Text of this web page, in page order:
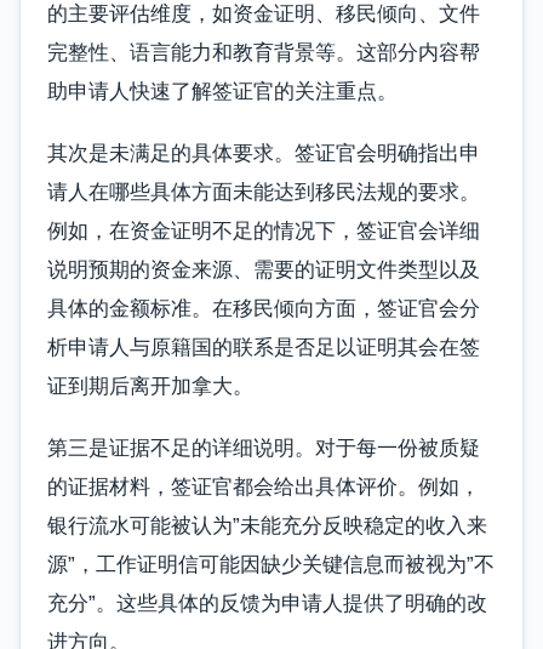
的主要评估维度，如资金证明、移民倾向、文件
完整性、语言能力和教育背景等。这部分内容帮
助申请人快速了解签证官的关注重点。
其次是未满足的具体要求。签证官会明确指出申
请人在哪些具体方面未能达到移民法规的要求。
例如，在资金证明不足的情况下，签证官会详细
说明预期的资金来源、需要的证明文件类型以及
具体的金额标准。在移民倾向方面，签证官会分
析申请人与原籍国的联系是否足以证明其会在签
证到期后离开加拿大。
第三是证据不足的详细说明。对于每一份被质疑
的证据材料，签证官都会给出具体评价。例如，
银行流水可能被认为”未能充分反映稳定的收入来
源”，工作证明信可能因缺少关键信息而被视为”不
充分”。这些具体的反馈为申请人提供了明确的改
进方向。